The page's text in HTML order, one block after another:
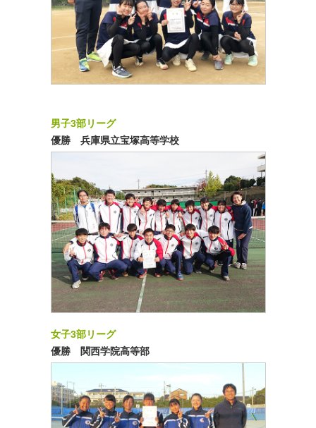
男子3部リーグ
優勝 兵庫県立宝塚高等学校
女子3部リーグ
優勝 関西学院高等部